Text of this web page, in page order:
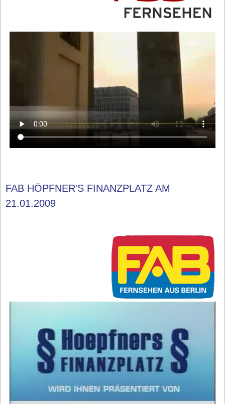
FAB HÖPFNER'S FINANZPLATZ AM
21.01.2009